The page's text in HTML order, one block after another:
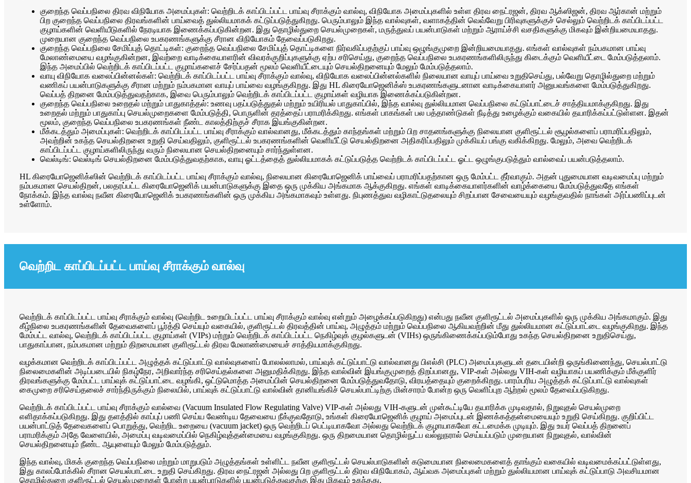
குறைந்த வெப்பநிலை திரவ விநியோக அமைப்புகள்: வெற்றிடக் காப்பிடப்பட்ட பாய்வு சீராக்கும் வால்வு, விநியோக அமைப்புகளில் உள்ள திரவ நைட்ரஜன், திரவ ஆக்ஸிஜன், திரவ ஆர்கான் மற்றும்
பிற குறைந்த வெப்பநிலை திரவங்களின் பாய்வைத் துல்லியமாகக் கட்டுப்படுத்துகிறது. பெரும்பாலும் இந்த வால்வுகள், வளாகத்தின் வெவ்வேறு பிரிவுகளுக்குச் செல்லும் வெற்றிடக் காப்பிடப்பட்ட
குழாய்களின் வெளியீடுகளில் நேரடியாக இணைக்கப்படுகின்றன. இது தொழில்துறை செயல்முறைகள், மருத்துவப் பயன்பாடுகள் மற்றும் ஆராய்ச்சி வசதிகளுக்கு மிகவும் இன்றியமையாதது.
முறையான குறைந்த வெப்பநிலை உபகரணங்களுக்கு சீரான விநியோகம் தேவைப்படுகிறது.
குறைந்த வெப்பநிலை சேமிப்புத் தொட்டிகள்: குறைந்த வெப்பநிலை சேமிப்புத் தொட்டிகளை நிர்வகிப்பதற்குப் பாய்வு ஒழுங்குமுறை இன்றியமையாதது. எங்கள் வால்வுகள் நம்பகமான பாய்வு
மேலாண்மையை வழங்குகின்றன, இவற்றை வாடிக்கையாளரின் விவரக்குறிப்புகளுக்கு ஏற்ப சரிசெய்து, குறைந்த வெப்பநிலை உபகரணங்களிலிருந்து கிடைக்கும் வெளியீட்டை மேம்படுத்தலாம்.
இந்த அமைப்பில் வெற்றிடக் காப்பிடப்பட்ட குழாய்களைச் சேர்ப்பதன் மூலம் வெளியீட்டையும் செயல்திறனையும் மேலும் மேம்படுத்தலாம்.
வாயு விநியோக வலைப்பின்னல்கள்: வெற்றிடக் காப்பிடப்பட்ட பாய்வு சீராக்கும் வால்வு, விநியோக வலைப்பின்னல்களில் நிலையான வாயுப் பாய்வை உறுதிசெய்து, பல்வேறு தொழில்துறை மற்றும்
வணிகப் பயன்பாடுகளுக்கு சீரான மற்றும் நம்பகமான வாயுப் பாய்வை வழங்குகிறது. இது HL கிரையோஜெனிக்ஸ் உபகரணங்களுடனான வாடிக்கையாளர் அனுபவங்களை மேம்படுத்துகிறது.
வெப்பத் திறனை மேம்படுத்துவதற்காக, இவை பெரும்பாலும் வெற்றிடக் காப்பிடப்பட்ட குழாய்கள் வழியாக இணைக்கப்படுகின்றன.
குறைந்த வெப்பநிலை உறைதல் மற்றும் பாதுகாத்தல்: உணவு பதப்படுத்துதல் மற்றும் உயிரியல் பாதுகாப்பில், இந்த வால்வு துல்லியமான வெப்பநிலை கட்டுப்பாட்டைச் சாத்தியமாக்குகிறது. இது
உறைதல் மற்றும் பாதுகாப்பு செயல்முறைகளை மேம்படுத்தி, பொருளின் தரத்தைப் பராமரிக்கிறது. எங்கள் பாகங்கள் பல பத்தாண்டுகள் நீடித்து உழைக்கும் வகையில் தயாரிக்கப்பட்டுள்ளன. இதன்
மூலம், குறைந்த வெப்பநிலை உபகரணங்கள் நீண்ட காலத்திற்குச் சீராக இயங்குகின்றன.
மீக்கடத்தும் அமைப்புகள்: வெற்றிடக் காப்பிடப்பட்ட பாய்வு சீராக்கும் வால்வானது, மீக்கடத்தும் காந்தங்கள் மற்றும் பிற சாதனங்களுக்கு நிலையான குளிரூட்டல் சூழல்களைப் பராமரிப்பதிலும்,
அவற்றின் உகந்த செயல்திறனை உறுதி செய்வதிலும், குளிரூட்டல் உபகரணங்களின் வெளியீட்டு செயல்திறனை அதிகரிப்பதிலும் முக்கியப் பங்கு வகிக்கிறது. மேலும், அவை வெற்றிடக்
காப்பிடப்பட்ட குழாய்களிலிருந்து வரும் நிலையான செயல்திறனையும் சார்ந்துள்ளன.
வெல்டிங்: வெல்டிங் செயல்திறனை மேம்படுத்துவதற்காக, வாயு ஓட்டத்தைத் துல்லியமாகக் கட்டுப்படுத்த வெற்றிடக் காப்பிடப்பட்ட ஓட்ட ஒழுங்குபடுத்தும் வால்வைப் பயன்படுத்தலாம்.
HL கிரையோஜெனிக்ஸின் வெற்றிடக் காப்பிடப்பட்ட பாய்வு சீராக்கும் வால்வு, நிலையான கிரையோஜெனிக் பாய்வைப் பராமரிப்பதற்கான ஒரு மேம்பட்ட தீர்வாகும். அதன் புதுமையான வடிவமைப்பு மற்றும்
நம்பகமான செயல்திறன், பலதரப்பட்ட கிரையோஜெனிக் பயன்பாடுகளுக்கு இதை ஒரு முக்கிய அங்கமாக ஆக்குகிறது. எங்கள் வாடிக்கையாளர்களின் வாழ்க்கையை மேம்படுத்துவதே எங்கள்
நோக்கம். இந்த வால்வு நவீன கிரையோஜெனிக் உபகரணங்களின் ஒரு முக்கிய அங்கமாகவும் உள்ளது. நிபுணத்துவ வழிகாட்டுதலையும் சிறப்பான சேவையையும் வழங்குவதில் நாங்கள் அர்ப்பணிப்புடன்
உள்ளோம்.
வெற்றிட காப்பிடப்பட்ட பாய்வு சீராக்கும் வால்வு
வெற்றிடக் காப்பிடப்பட்ட பாய்வு சீராக்கும் வால்வு (வெற்றிட உறையிடப்பட்ட பாய்வு சீராக்கும் வால்வு என்றும் அழைக்கப்படுகிறது) என்பது நவீன குளிரூட்டல் அமைப்புகளில் ஒரு முக்கிய அங்கமாகும். இது
கீழ்நிலை உபகரணங்களின் தேவைகளைப் பூர்த்தி செய்யும் வகையில், குளிரூட்டல் திரவத்தின் பாய்வு, அழுத்தம் மற்றும் வெப்பநிலை ஆகியவற்றின் மீது துல்லியமான கட்டுப்பாட்டை வழங்குகிறது. இந்த
மேம்பட்ட வால்வு, வெற்றிடக் காப்பிடப்பட்ட குழாய்கள் (VIPs) மற்றும் வெற்றிடக் காப்பிடப்பட்ட நெகிழ்வுக் குழல்களுடன் (VIHs) ஒருங்கிணைக்கப்படும்போது உகந்த செயல்திறனை உறுதிசெய்து,
பாதுகாப்பான, நம்பகமான மற்றும் திறமையான குளிரூட்டல் திரவ மேலாண்மையைச் சாத்தியமாக்குகிறது.
வழக்கமான வெற்றிடக் காப்பிடப்பட்ட அழுத்தக் கட்டுப்பாட்டு வால்வுகளைப் போலல்லாமல், பாய்வுக் கட்டுப்பாட்டு வால்வானது பிஎல்சி (PLC) அமைப்புகளுடன் தடையின்றி ஒருங்கிணைந்து, செயல்பாட்டு
நிலைமைகளின் அடிப்படையில் நிகழ்நேர, அறிவார்ந்த சரிசெய்தல்களை அனுமதிக்கிறது. இந்த வால்வின் இயங்குமுறைத் திறப்பானது, VIP-கள் அல்லது VIH-கள் வழியாகப் பயணிக்கும் மீக்குளிர்
திரவங்களுக்கு மேம்பட்ட பாய்வுக் கட்டுப்பாட்டை வழங்கி, ஒட்டுமொத்த அமைப்பின் செயல்திறனை மேம்படுத்துவதோடு, விரயத்தையும் குறைக்கிறது. பாரம்பரிய அழுத்தக் கட்டுப்பாட்டு வால்வுகள்
கைமுறை சரிசெய்தலைச் சார்ந்திருக்கும் நிலையில், பாய்வுக் கட்டுப்பாட்டு வால்வின் தானியங்கிச் செயல்பாட்டிற்கு மின்சாரம் போன்ற ஒரு வெளிப்புற ஆற்றல் மூலம் தேவைப்படுகிறது.
வெற்றிடக் காப்பிடப்பட்ட பாய்வு சீராக்கும் வால்வை (Vacuum Insulated Flow Regulating Valve) VIP-கள் அல்லது VIH-களுடன் முன்கூட்டியே தயாரிக்க முடிவதால், நிறுவுதல் செயல்முறை
எளிதாக்கப்படுகிறது. இது தளத்தில் காப்புப் பணி செய்ய வேண்டிய தேவையை நீக்குவதோடு, உங்கள் கிரையோஜெனிக் குழாய் அமைப்புடன் இணக்கத்தன்மையையும் உறுதி செய்கிறது. குறிப்பிட்ட
பயன்பாட்டுத் தேவைகளைப் பொறுத்து, வெற்றிட உறையை (vacuum jacket) ஒரு வெற்றிடப் பெட்டியாகவோ அல்லது வெற்றிடக் குழாயாகவோ கட்டமைக்க முடியும். இது உயர் வெப்பத் திறனைப்
பராமரிக்கும் அதே வேளையில், அமைப்பு வடிவமைப்பில் நெகிழ்வுத்தன்மையை வழங்குகிறது. ஒரு திறமையான தொழில்நுட்ப வல்லுநரால் செய்யப்படும் முறையான நிறுவுதல், வால்வின்
செயல்திறனையும் நீண்ட ஆயுளையும் மேலும் மேம்படுத்தும்.
இந்த வால்வு, மிகக் குறைந்த வெப்பநிலை மற்றும் மாறுபடும் அழுத்தங்கள் உள்ளிட்ட நவீன குளிரூட்டல் செயல்பாடுகளின் கடுமையான நிலைமைகளைத் தாங்கும் வகையில் வடிவமைக்கப்பட்டுள்ளது,
இது காலப்போக்கில் சீரான செயல்பாட்டை உறுதி செய்கிறது. திரவ நைட்ரஜன் அல்லது பிற குளிரூட்டல் திரவ விநியோகம், ஆய்வக அமைப்புகள் மற்றும் துல்லியமான பாய்வுக் கட்டுப்பாடு அவசியமான
தொழில்துறை குளிரூட்டல் செயல்முறைகள் போன்ற பயன்பாடுகளில் பயன்படுத்துவதற்கு இது மிகவும் உகந்தது.